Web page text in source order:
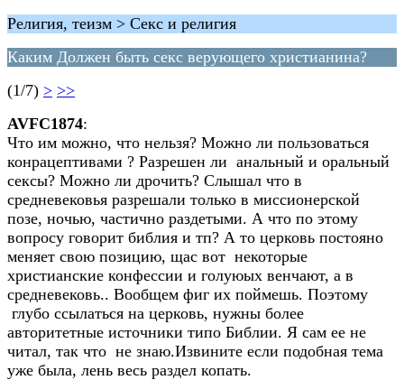
Религия, теизм > Секс и религия
Каким Должен быть секс верующего христианина?
(1/7) > >>
AVFC1874:
Что им можно, что нельзя? Можно ли пользоваться
конрацептивами ? Разрешен ли анальный и оральный
сексы? Можно ли дрочить? Слышал что в
средневековья разрешали только в миссионерской
позе, ночью, частично раздетыми. А что по этому
вопросу говорит библия и тп? А то церковь постояно
меняет свою позицию, щас вот некоторые
христианские конфессии и голуюых венчают, а в
средневековь.. Вообщем фиг их поймешь. Поэтому
глубо ссылаться на церковь, нужны более
авторитетные источники типо Библии. Я сам ее не
читал, так что не знаю.Извините если подобная тема
уже была, лень весь раздел копать.